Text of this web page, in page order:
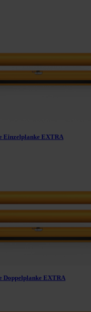
Einzelplanke EXTRA
Doppelplanke EXTRA